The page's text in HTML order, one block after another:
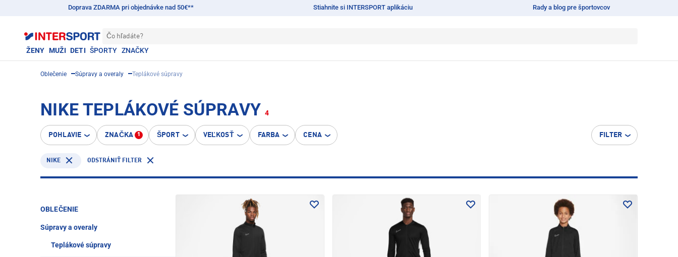
Doprava ZDARMA pri objednávke nad 50€** Stiahnite si INTERSPORT aplikáciu Rady a blog pre športovcov
Čo hľadáte?
ŽENY MUŽI DETI ŠPORTY ZNAČKY
Oblečenie Súpravy a overaly Teplákové súpravy
NIKE TEPLÁKOVÉ SÚPRAVY 4
POHLAVIE ZNAČKA 1 ŠPORT VEĽKOSŤ FARBA CENA FILTER
NIKE ODSTRÁNIŤ FILTER
OBLEČENIE
Súpravy a overaly
Teplákové súpravy